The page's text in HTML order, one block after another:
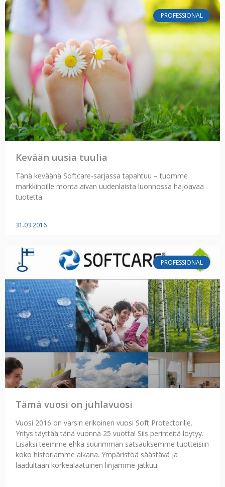
PROFESSIONAL
Kevään uusia tuulia
Tänä keväänä Softcare-sarjassa tapahtuu – tuomme
markkinoille monta aivan uudenlaista luonnossa hajoavaa
tuotetta.
31.03.2016
PROFESSIONAL
Tämä vuosi on juhlavuosi
Vuosi 2016 on varsin erikoinen vuosi Soft Protectorille.
Yritys täyttää tänä vuonna 25 vuotta! Siis perinteitä löytyy.
Lisäksi teemme ehkä suurimman satsauksemme tuotteisiin
koko historiamme aikana. Ympäristöä säästävä ja
laadultaan korkealaatuinen linjamme jatkuu.